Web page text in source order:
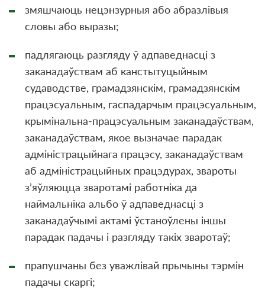
змяшчаюць нецэнзурныя або абразлівыя
словы або выразы;
падлягаюць разгляду ў адпаведнасці з
заканадаўствам аб канстытуцыйным
судаводстве, грамадзянскім, грамадзянскiм
працэсуальным, гаспадарчым працэсуальным,
крымінальна-працэсуальным заканадаўствам,
заканадаўствам, якое вызначае парадак
адміністрацыйнага працэсу, заканадаўствам
аб адміністрацыйных працэдурах, звароты
з’яўляюцца зваротамі работніка да
наймальніка альбо ў адпаведнасці з
заканадаўчымі актамі ўстаноўлены iншы
парадак падачы і разгляду такіх зваротаў;
прапушчаны без уважлівай прычыны тэрмін
падачы скаргі;